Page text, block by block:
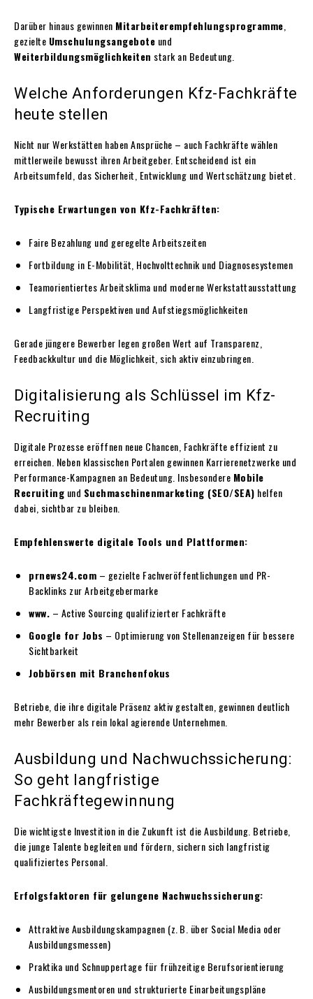
Darüber hinaus gewinnen Mitarbeiterempfehlungsprogramme
gezielte Umschulungsangebote und
Weiterbildungsmöglichkeiten stark an Bedeutung.
Welche Anforderungen Kfz-Fachkräfte
heute stellen
Nicht nur Werkstätten haben Ansprüche – auch Fachkräfte wählen
mittlerweile bewusst ihren Arbeitgeber. Entscheidend ist ein
Arbeitsumfeld, das Sicherheit, Entwicklung und Wertschätzung bietet.
Typische Erwartungen von Kfz-Fachkräften:
Faire Bezahlung und geregelte Arbeitszeiten
Fortbildung in E-Mobilität, Hochvolttechnik und Diagnosesystemen
Teamorientiertes Arbeitsklima und moderne Werkstattausstattung
Langfristige Perspektiven und Aufstiegsmöglichkeiten
Gerade jüngere Bewerber legen großen Wert auf Transparenz,
Feedbackkultur und die Möglichkeit, sich aktiv einzubringen.
Digitalisierung als Schlüssel im Kfz-
Recruiting
Digitale Prozesse eröffnen neue Chancen, Fachkräfte effizient zu
erreichen. Neben klassischen Portalen gewinnen Karrierenetzwerke und
Performance-Kampagnen an Bedeutung. Insbesondere Mobile
Recruiting und Suchmaschinenmarketing (SEO/SEA) helfen
dabei, sichtbar zu bleiben.
Empfehlenswerte digitale Tools und Plattformen:
prnews24.com – gezielte Fachveröffentlichungen und PR-
Backlinks zur Arbeitgebermarke
www. – Active Sourcing qualifizierter Fachkräfte
Google for Jobs – Optimierung von Stellenanzeigen für bessere
Sichtbarkeit
Jobbörsen mit Branchenfokus
Betriebe, die ihre digitale Präsenz aktiv gestalten, gewinnen deutlich
mehr Bewerber als rein lokal agierende Unternehmen.
Ausbildung und Nachwuchssicherung:
So geht langfristige
Fachkräftegewinnung
Die wichtigste Investition in die Zukunft ist die Ausbildung. Betriebe,
die junge Talente begleiten und fördern, sichern sich langfristig
qualifiziertes Personal.
Erfolgsfaktoren für gelungene Nachwuchssicherung:
Attraktive Ausbildungskampagnen (z. B. über Social Media oder
Ausbildungsmessen)
Praktika und Schnuppertage für frühzeitige Berufsorientierung
Ausbildungsmentoren und strukturierte Einarbeitungspläne